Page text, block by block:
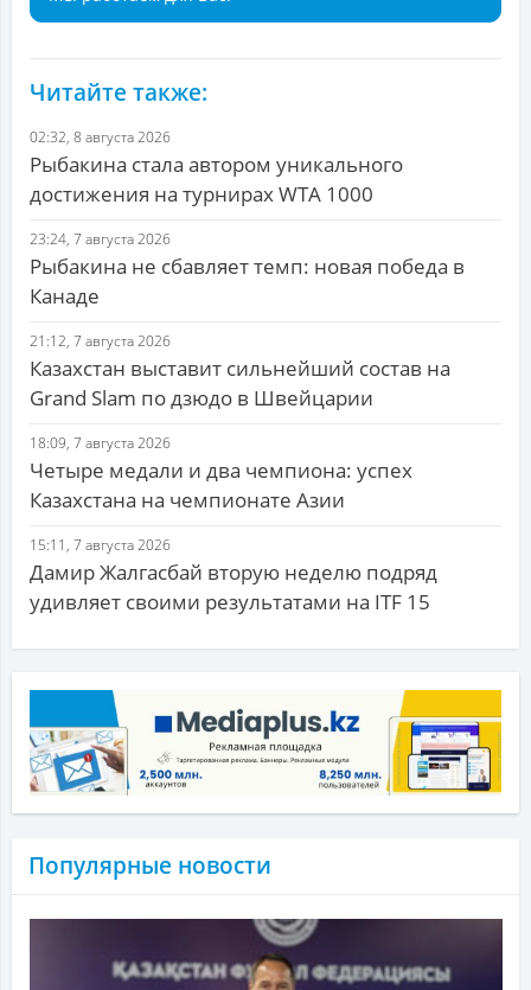
Читайте также:
02:32, 8 августа 2026
Рыбакина стала автором уникального
достижения на турнирах WTA 1000
23:24, 7 августа 2026
Рыбакина не сбавляет темп: новая победа в
Канаде
21:12, 7 августа 2026
Казахстан выставит сильнейший состав на
Grand Slam по дзюдо в Швейцарии
18:09, 7 августа 2026
Четыре медали и два чемпиона: успех
Казахстана на чемпионате Азии
15:11, 7 августа 2026
Дамир Жалгасбай вторую неделю подряд
удивляет своими результатами на ITF 15
Популярные новости